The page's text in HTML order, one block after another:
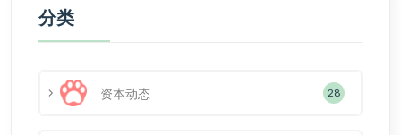
分类
资本动态 28